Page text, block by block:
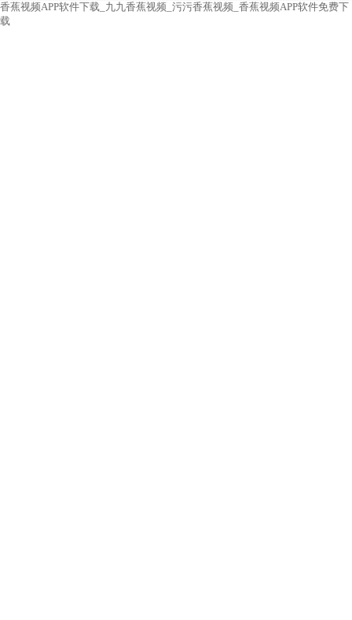
香蕉视频APP软件下载_九九香蕉视频_污污香蕉视频_香蕉视频APP软件免费下
载